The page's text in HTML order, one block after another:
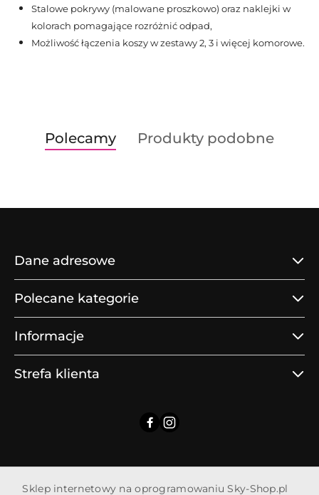
Stalowe pokrywy (malowane proszkowo) oraz naklejki w
kolorach pomagające rozróżnić odpad,
Możliwość łączenia koszy w zestawy 2, 3 i więcej komorowe.
Pomiń karuzelę produktów
Produkty
o
Polecamy
Produkty
Produkty podobne
Dane adresowe
Polecane kategorie
Informacje
Strefa klienta
Sklep internetowy na oprogramowaniu Sky-Shop.pl